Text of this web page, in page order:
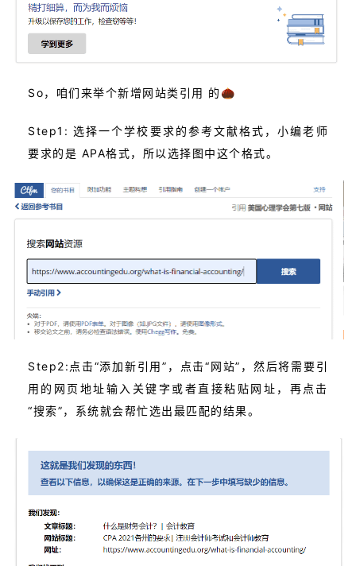
So，咱们来举个新增网站类引用 的🌰
Step1: 选择一个学校要求的参考文献格式，小编老师
要求的是 APA格式，所以选择图中这个格式。
Step2:点击“添加新引用”，点击“网站”，然后将需要引
用的网页地址输入关键字或者直接粘贴网址，再点击
“搜索”，系统就会帮忙选出最匹配的结果。